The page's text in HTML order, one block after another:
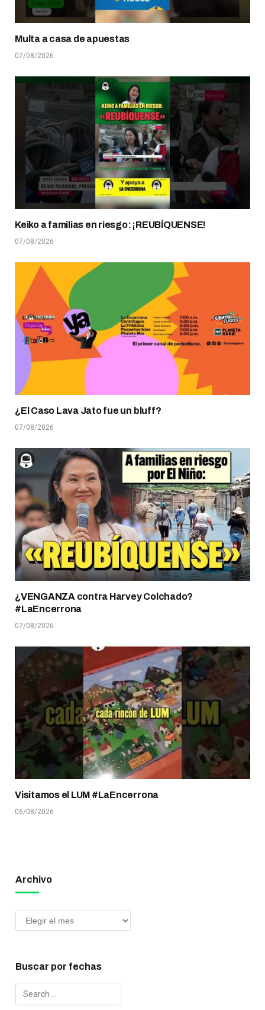
Multa a casa de apuestas
07/08/2026
Keiko a familias en riesgo: ¡REUBÍQUENSE!
07/08/2026
¿El Caso Lava Jato fue un bluff?
07/08/2026
¿VENGANZA contra Harvey Colchado?
#LaEncerrona
07/08/2026
Visitamos el LUM #LaEncerrona
06/08/2026
Archivo
Buscar por fechas